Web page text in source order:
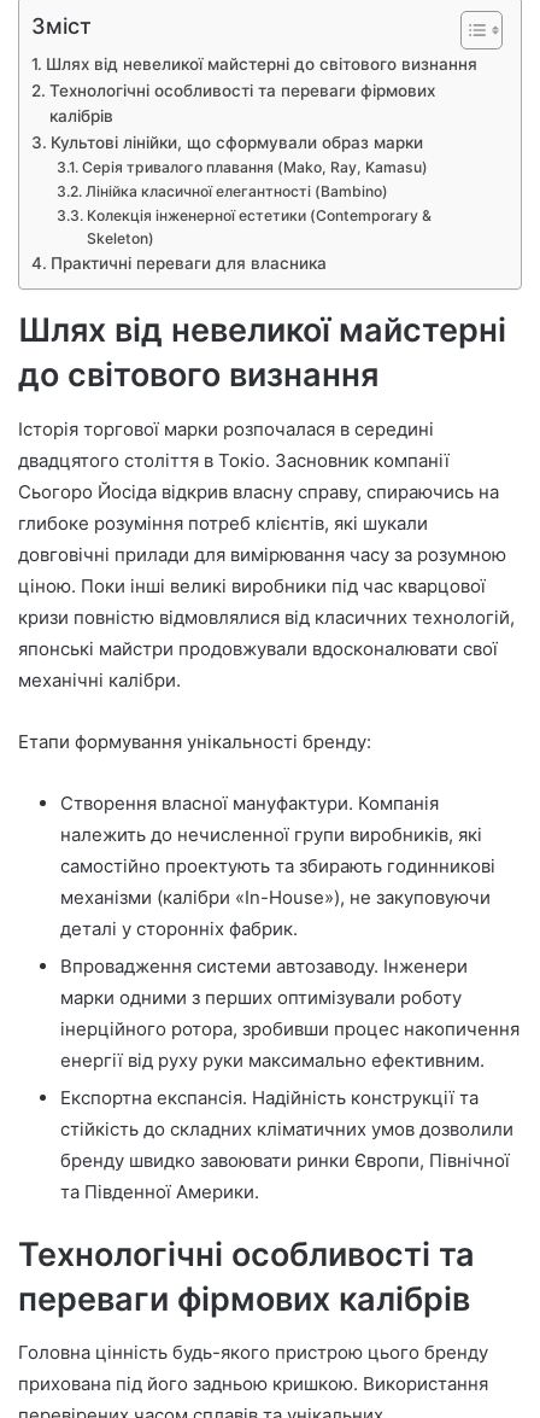
Зміст
Шлях від невеликої майстерні до світового визнання
Технологічні особливості та переваги фірмових
калібрів
Культові лінійки, що сформували образ марки
Серія тривалого плавання (Mako, Ray, Kamasu)
Лінійка класичної елегантності (Bambino)
Колекція інженерної естетики (Contemporary &
Skeleton)
Практичні переваги для власника
Шлях від невеликої майстерні
до світового визнання
Історія торгової марки розпочалася в середині
двадцятого століття в Токіо. Засновник компанії
Сьогоро Йосіда відкрив власну справу, спираючись на
глибоке розуміння потреб клієнтів, які шукали
довговічні прилади для вимірювання часу за розумною
ціною. Поки інші великі виробники під час кварцової
кризи повністю відмовлялися від класичних технологій,
японські майстри продовжували вдосконалювати свої
механічні калібри.
Етапи формування унікальності бренду:
Створення власної мануфактури. Компанія
належить до нечисленної групи виробників, які
самостійно проектують та збирають годинникові
механізми (калібри «In-House»), не закуповуючи
деталі у сторонніх фабрик.
Впровадження системи автозаводу. Інженери
марки одними з перших оптимізували роботу
інерційного ротора, зробивши процес накопичення
енергії від руху руки максимально ефективним.
Експортна експансія. Надійність конструкції та
стійкість до складних кліматичних умов дозволили
бренду швидко завоювати ринки Європи, Північної
та Південної Америки.
Технологічні особливості та
переваги фірмових калібрів
Головна цінність будь-якого пристрою цього бренду
прихована під його задньою кришкою. Використання